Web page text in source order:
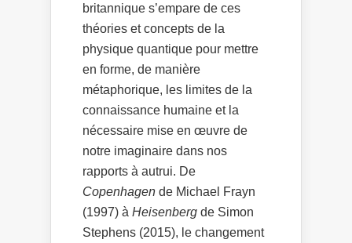
britannique s’empare de ces
théories et concepts de la
physique quantique pour mettre
en forme, de manière
métaphorique, les limites de la
connaissance humaine et la
nécessaire mise en œuvre de
notre imaginaire dans nos
rapports à autrui. De
Copenhagen de Michael Frayn
(1997) à Heisenberg de Simon
Stephens (2015), le changement